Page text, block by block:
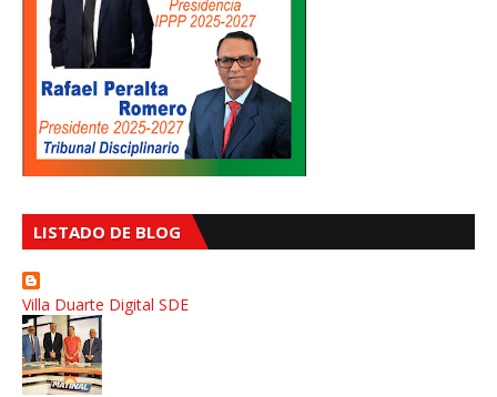
LISTADO DE BLOG
Villa Duarte Digital SDE